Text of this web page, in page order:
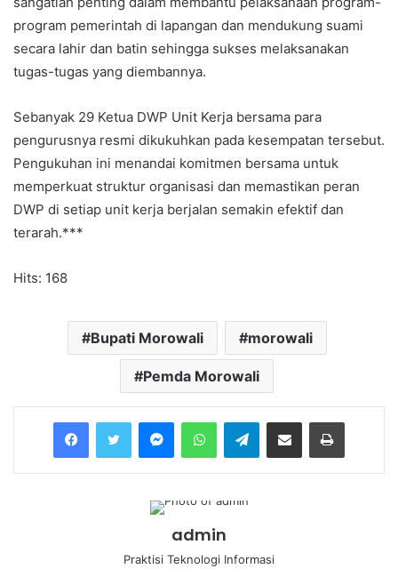
program pemerintah di lapangan dan mendukung suami
secara lahir dan batin sehingga sukses melaksanakan
tugas-tugas yang diembannya.
Sebanyak 29 Ketua DWP Unit Kerja bersama para
pengurusnya resmi dikukuhkan pada kesempatan tersebut.
Pengukuhan ini menandai komitmen bersama untuk
memperkuat struktur organisasi dan memastikan peran
DWP di setiap unit kerja berjalan semakin efektif dan
terarah.***
Hits: 168
Bupati Morowali morowali
Pemda Morowali
MessengerWhatsAppTelegramShare via Email Print
admin
Praktisi Teknologi Informasi